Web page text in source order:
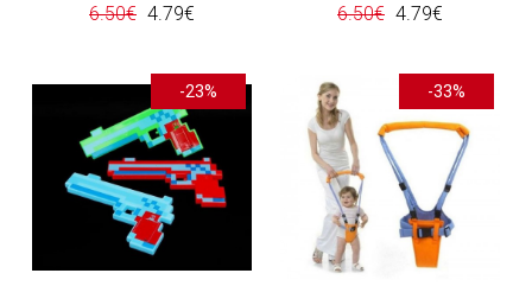
6.50€ 4.79€ 6.50€ 4.79€
-23% -33%